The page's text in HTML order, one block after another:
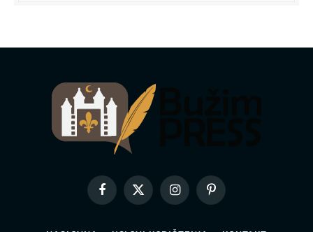
Facebook
X
InstagramPinterest